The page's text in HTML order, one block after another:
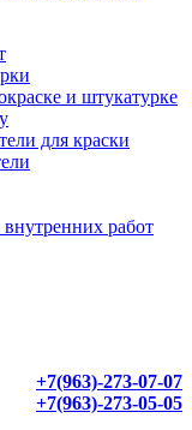
и штукатурке
для краски
работ
+7(963)-273-07-07
+7(963)-273-05-05